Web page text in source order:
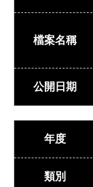
檔案名稱
公開日期
年度
類別